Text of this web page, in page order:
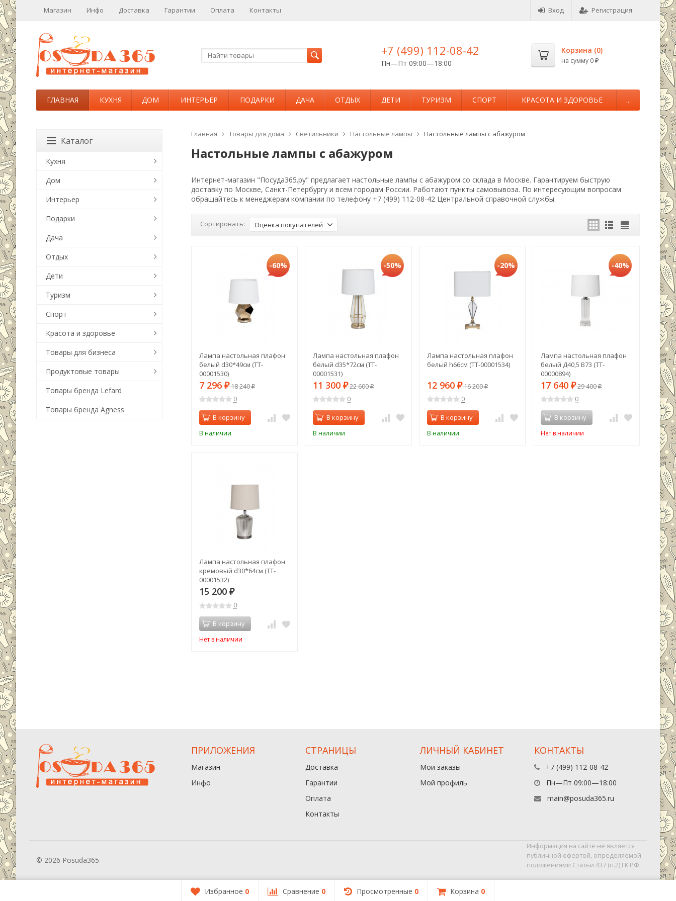
Магазин Инфо Доставка Гарантии Оплата Контакты Вход Регистрация
+7 (499) 112-08-42
Пн—Пт 09:00—18:00
Корзина (0)
на сумму 0 ₽
ГЛАВНАЯ КУХНЯ ДОМ ИНТЕРЬЕР ПОДАРКИ ДАЧА ОТДЫХ ДЕТИ ТУРИЗМ СПОРТ КРАСОТА И ЗДОРОВЬЕ ...
Главная Товары для дома Светильники Настольные лампы Настольные лампы с абажуром
Настольные лампы с абажуром
Интернет-магазин "Посуда365.ру" предлагает настольные лампы с абажуром со склада в Москве. Гарантируем быструю
доставку по Москве, Санкт-Петербургу и всем городам России. Работают пункты самовывоза. По интересующим вопросам
обращайтесь к менеджерам компании по телефону +7 (499) 112-08-42 Центральной справочной службы.
Сортировать: Оценка покупателей
-60%
Лампа настольная плафон
белый d30*49см (TT-
00001530)
7 296 ₽18 240₽
0
В корзину
В наличии
-50%
Лампа настольная плафон
белый d35*72см (TT-
00001531)
11 300₽22 600₽
0
В корзину
В наличии
-20%
Лампа настольная плафон
белый h66см (TT-00001534)
12 960 ₽16 200₽
0
В корзину
В наличии
-40%
Лампа настольная плафон
белый Д40,5 В73 (TT-
00000894)
17 640₽29 400₽
0
В корзину
Нет в наличии
Лампа настольная плафон
кремовый d30*64см (TT-
00001532)
15 200 ₽
0
В корзину
Нет в наличии
Каталог
Кухня
Дом
Интерьер
Подарки
Дача
Отдых
Дети
Туризм
Спорт
Красота и здоровье
Товары для бизнеса
Продуктовые товары
Товары бренда Lefard
Товары бренда Agness
ПРИЛОЖЕНИЯ
Магазин
Инфо
СТРАНИЦЫ
Доставка
Гарантии
Оплата
Контакты
ЛИЧНЫЙ КАБИНЕТ
Мои заказы
Мой профиль
КОНТАКТЫ
+7 (499) 112-08-42
Пн—Пт 09:00—18:00
main@posuda365.ru
© 2026 Posuda365
Информация на сайте не является
публичной офертой, определяемой
положениями Статьи 437 (п.2) ГК РФ.
Избранное 0 Сравнение 0 Просмотренные 0 Корзина 0